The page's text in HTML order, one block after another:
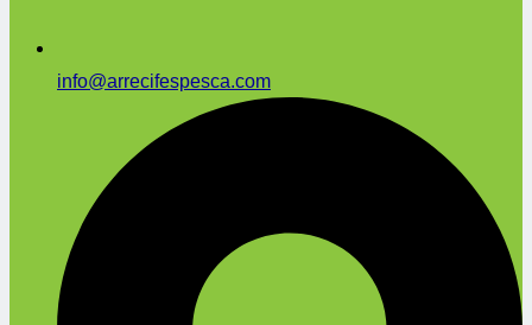
info@arrecifespesca.com